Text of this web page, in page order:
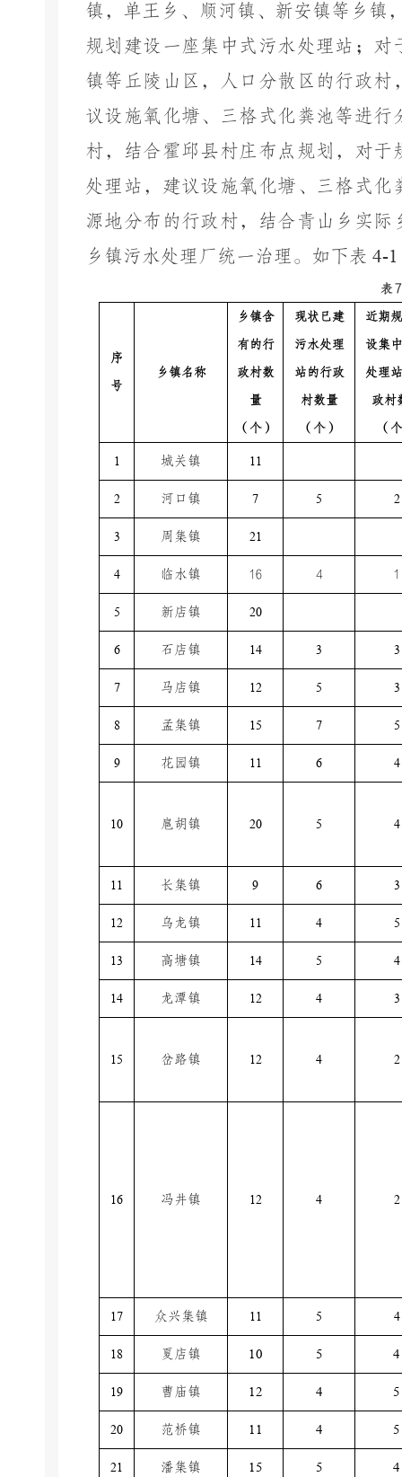
镇，单王乡、顺河镇、新安镇等乡镇
规划建设一座集中式污水处理站；
镇等丘陵山区，人口分散区的行政
议设施氧化塘、三格式化粪池等进
村，结合霍邱县村庄布点规划，对
处理站，建议设施氧化塘、三格式
源地分布的行政村，结合青山乡实
乡镇污水处理厂统一治理。如下表 4-1
表
序
号
乡镇名称
乡镇含
有的行
政村数
量
（个）
现状已建
污水处理
站的行政
村数量
（个）
近期
设集
处理
政村
（
1 城关镇 11
2 河口镇 7 5 2
3 周集镇 21
4 临水镇 16 4 1
5 新店镇 20
6 石店镇 14 3 3
7 马店镇 12 5 3
8 孟集镇 15 7 5
9 花园镇 11 6 4
10 扈胡镇 20 5 4
11 长集镇 9 6 3
12 乌龙镇 11 4 5
13 高塘镇 14 5 4
14 龙潭镇 12 4 3
15 岔路镇 12 4 2
16 冯井镇 12 4 2
17 众兴集镇 11 5 4
18 夏店镇 10 5 4
19 曹庙镇 12 4 5
20 范桥镇 11 4 5
21 潘集镇 15 5 4